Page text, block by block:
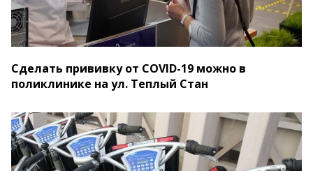
Сделать прививку от COVID-19 можно в
поликлинике на ул. Теплый Стан